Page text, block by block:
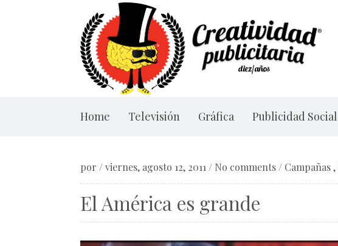
Home Televisión Gráfica Publicidad Social
por /viernes, agosto 12, 2011 / No comments / Campañas,
El América es grande